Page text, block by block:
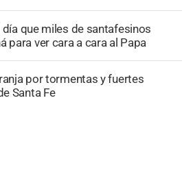
día que miles de santafesinos
para ver cara a cara al Papa
por tormentas y fuertes
Santa Fe